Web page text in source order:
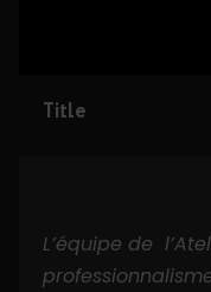
Title
L’équipe de